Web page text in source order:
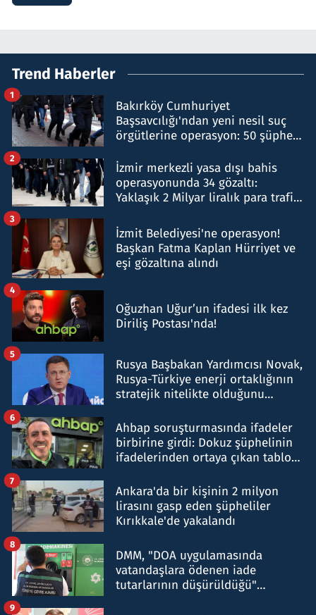
Trend Haberler
Bakırköy Cumhuriyet
Başsavcılığı'ndan yeni nesil suç
örgütlerine operasyon: 50 şüpheli
1
İzmir merkezli yasa dışı bahis
operasyonunda 34 gözaltı:
Yaklaşık 2 Milyar liralık para trafiği
2
İzmit Belediyesi'ne operasyon!
Başkan Fatma Kaplan Hürriyet ve
eşi gözaltına alındı
3
Oğuzhan Uğur’un ifadesi ilk kez
Diriliş Postası'nda!
4
Rusya Başbakan Yardımcısı Novak,
Rusya-Türkiye enerji ortaklığının
stratejik nitelikte olduğunu
5
Ahbap soruşturmasında ifadeler
birbirine girdi: Dokuz şüphelinin
ifadelerinden ortaya çıkan tablo
6
Ankara'da bir kişinin 2 milyon
lirasını gasp eden şüpheliler
Kırıkkale'de yakalandı
7
DMM, "DOA uygulamasında
vatandaşlara ödenen iade
tutarlarının düşürüldüğü"
8
9